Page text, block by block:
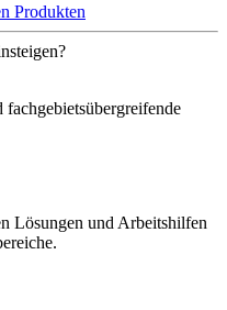
Produkten
Lösungen und Arbeitshilfen